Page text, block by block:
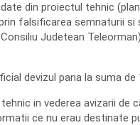
din proiectul tehnic
falsificarea semnaturii
Judetean
devizul pana la suma
in vederea avizarii
ce nu erau destinate